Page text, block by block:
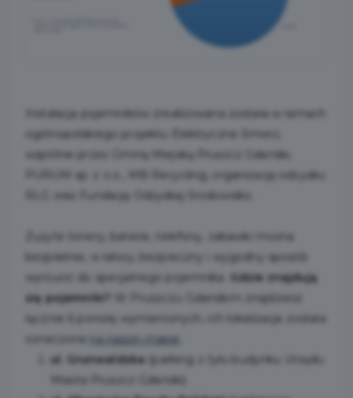
Instalacja pojemników zrealizowana została w ramach
ogólnopolskiego projektu Elektryczne Śmieci,
wspólnie przez Gminę Miejską Pruszcz Gdański,
PURUM sp. z o.o., MB Recycling, organizację odzysku
RLG oraz Fundację Odzyskaj Środowisko.
Zużyte tonery, baterie, telefony, zabawki można
bezpłatnie, w łatwy, bezpieczny i wygodny sposób
wyrzucić do specjalnego pojemnika.
Gdzie znajdują
się pojemniki?
W Pruszczu Gdańskim znajdziesz
łącznie 6 poniżej wymienionych, ich lokalizacja została
oznaczona
na naszej mapie
ul. Grunwaldzka
(parking z tyłu budynku Urzędu
Miasta Pruszcz Gdański)